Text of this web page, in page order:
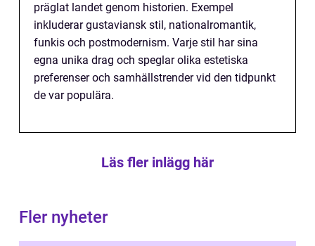
präglat landet genom historien. Exempel
inkluderar gustaviansk stil, nationalromantik,
funkis och postmodernism. Varje stil har sina
egna unika drag och speglar olika estetiska
preferenser och samhällstrender vid den tidpunkt
de var populära.
Läs fler inlägg här
Fler nyheter